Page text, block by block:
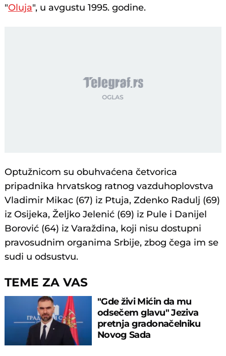
"Oluja", u avgustu 1995. godine.
Optužnicom su obuhvaćena četvorica
pripadnika hrvatskog ratnog vazduhoplovstva
Vladimir Mikac (67) iz Ptuja, Zdenko Radulj (69)
iz Osijeka, Željko Jelenić (69) iz Pule i Danijel
Borović (64) iz Varaždina, koji nisu dostupni
pravosudnim organima Srbije, zbog čega im se
sudi u odsustvu.
TEME ZA VAS
"Gde živi Mićin da mu
odsečem glavu" Jeziva
pretnja gradonačelniku
Novog Sada